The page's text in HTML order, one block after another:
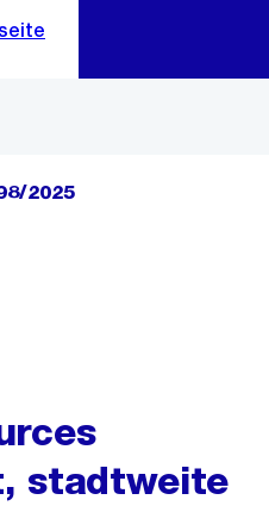
ein2025
stadtweite